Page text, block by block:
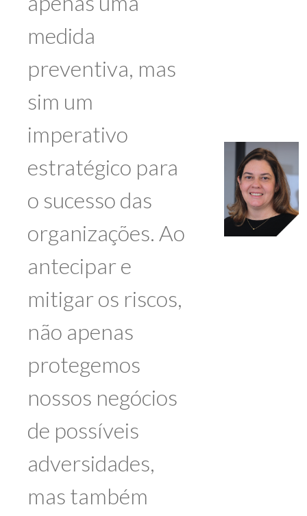
medida
preventiva, mas
sim um
imperativo
estratégico para
o sucesso das
organizações. Ao
antecipar e
mitigar os riscos,
não apenas
protegemos
nossos negócios
de possíveis
adversidades,
mas também